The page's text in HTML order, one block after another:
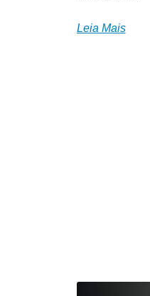
Leia Mais